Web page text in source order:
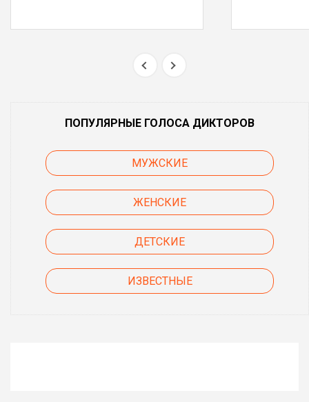
ПОПУЛЯРНЫЕ ГОЛОСА ДИКТОРОВ
МУЖСКИЕ
ЖЕНСКИЕ
ДЕТСКИЕ
ИЗВЕСТНЫЕ